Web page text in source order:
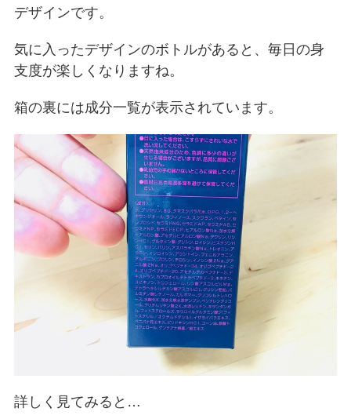
デザインです。
気に入ったデザインのボトルがあると、毎日の身
支度が楽しくなりますね。
箱の裏には成分一覧が表示されています。
詳しく見てみると…